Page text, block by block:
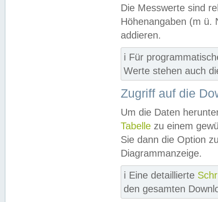
Die Messwerte sind
Höhenangaben (m ü.
addieren.
ℹ️ Für
Werte stehen auch
Zugriff auf die
Um die Daten
Tabelle zu einem
Sie dann die Option
Diagrammanzeige.
ℹ️ Eine detaillierte
den gesamten